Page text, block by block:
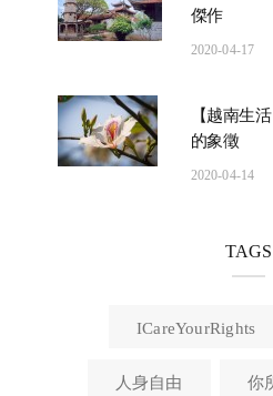
傑作
2020-04-17
【越南生
的象徵
2020-04-14
TAGS
ICareYourRights
人身自由 你